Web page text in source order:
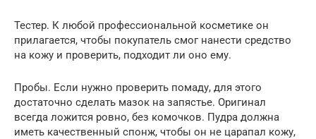
Тестер. К любой профессиональной косметике он
прилагается, чтобы покупатель смог нанести средство
на кожу и проверить, подходит ли оно ему.
Пробы. Если нужно проверить помаду, для этого
достаточно сделать мазок на запястье. Оригинал
всегда ложится ровно, без комочков. Пудра должна
иметь качественный спонж, чтобы он не царапал кожу,